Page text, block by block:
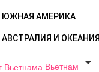
ЮЖНАЯ АМЕРИКА
АВСТРАЛИЯ И ОКЕАНИЯ
Вьетнам
